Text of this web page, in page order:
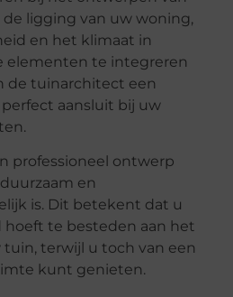
ligging van uw woning,
en het klimaat in
elementen te integreren
de tuinarchitect een
aansluit bij uw
professioneel ontwerp
en
is. Dit betekent dat u
te besteden aan het
terwijl u toch van een
kunt genieten.